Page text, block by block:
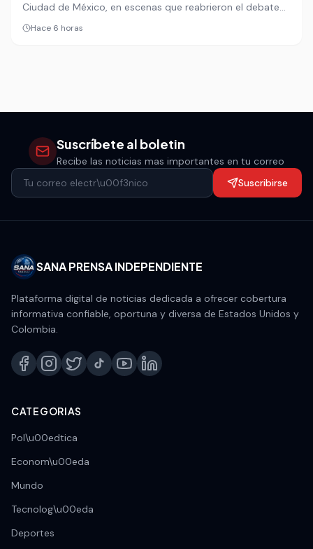
Ciudad de México, en escenas que reabrieron el debate
sobre los límites entre la euforia y el acoso a las
celebridades. El episodio dividió opiniones en redes y
Hace 6 horas
Suscríbete al boletin
Recibe las noticias mas importantes en tu correo
Suscribirse
SANA PRENSA INDEPENDIENTE
Plataforma digital de noticias dedicada a ofrecer cobertura
informativa confiable, oportuna y diversa de Estados Unidos y
Colombia.
CATEGORIAS
Pol\u00edtica
Econom\u00eda
Mundo
Tecnolog\u00eda
Deportes